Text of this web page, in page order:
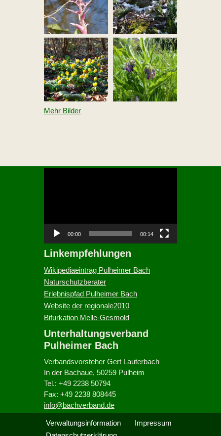
Mehr Bilder
P
l
a
y
e
r
00:00 00:14
Linkempfehlungen
Wikipediaeintrag Pulheimer Bach
Naturschutzberater
Erlebnispfad Pulheimer Bach
Website der regionale2010
Bifurkation Melle-Gesmold
Unterhaltungsverband
Pulheimer Bach
Verbandsvorsteher Gert Lauterbach
In der Bachaue, 50259 Pulheim
Tel.: +49 2238 50794
Fax: +49 2238 808445
info@bachverband.de
Verwaltungsinformation
Impressum